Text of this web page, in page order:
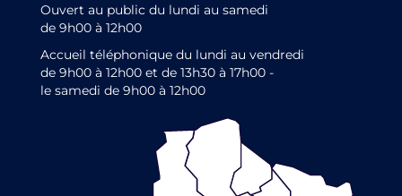
Ouvert au public du lundi au samedi
de 9h00 à 12h00
Accueil téléphonique du lundi au vendredi
de 9h00 à 12h00 et de 13h30 à 17h00 -
le samedi de 9h00 à 12h00